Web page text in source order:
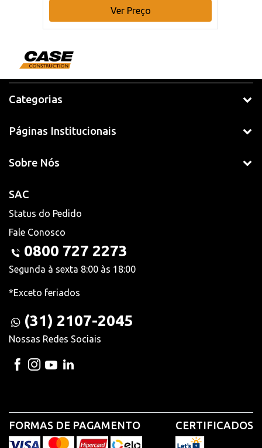
Ver Preço
Categorias
Páginas Institucionais
Sobre Nós
SAC
Status do Pedido
Fale Conosco
0800 727 2273
Segunda à sexta 8:00 às 18:00
*Exceto feriados
(31) 2107-2045
Nossas Redes Sociais
FORMAS DE PAGAMENTO CERTIFICADOS